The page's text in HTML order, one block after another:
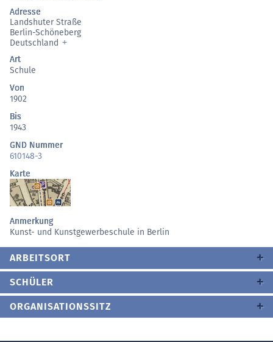
Adresse
Landshuter Straße
Berlin-Schöneberg
Deutschland
Art
Schule
Von
1902
Bis
1943
GND Nummer
610148-3
Karte
Anmerkung
Kunst- und Kunstgewerbeschule in Berlin
ARBEITSORT
SCHÜLER
ORGANISATIONSSITZ